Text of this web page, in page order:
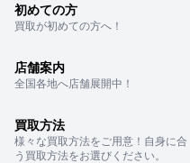
初めての方
買取が初めての方へ！
店舗案内
全国各地へ店舗展開中！
買取方法
様々な買取方法をご用意！自身に合
う買取方法をお選びください。